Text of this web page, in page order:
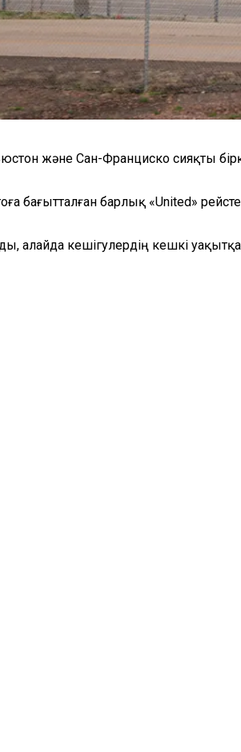
және Сан-Франциско сияқты
бағытталған барлық «United»
алайда кешігулердің кешкі